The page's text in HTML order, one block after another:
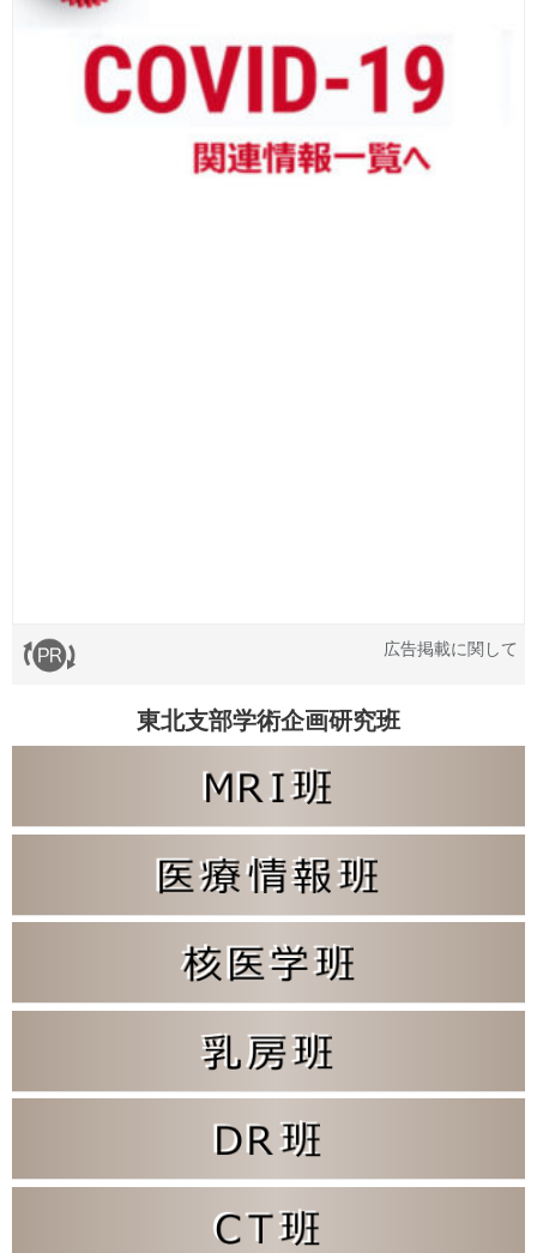
広告掲載に関して
東北支部学術企画研究班